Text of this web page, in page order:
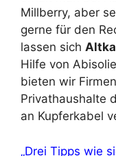
Millberry, aber
gerne für den
lassen sich
Hilfe von
bieten wir
Privathaushalte
an Kupferkabel
„Drei Tipps wie